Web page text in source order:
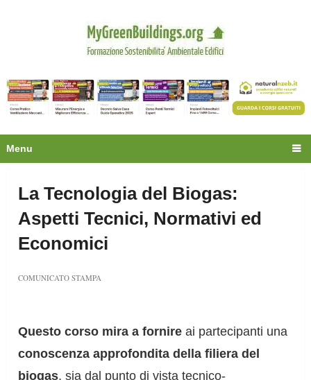
Menu
La Tecnologia del Biogas:
Aspetti Tecnici, Normativi ed
Economici
COMUNICATO STAMPA
Questo corso mira a fornire ai partecipanti una
conoscenza approfondita della filiera del
biogas, sia dal punto di vista tecnico-
Privacy
Oltre 30.000 tecnici
fanno già parte della